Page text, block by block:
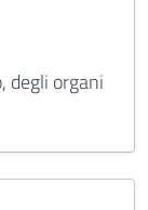
degli organi